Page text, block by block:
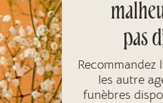
pas
Recommandez
les autre
funèbres